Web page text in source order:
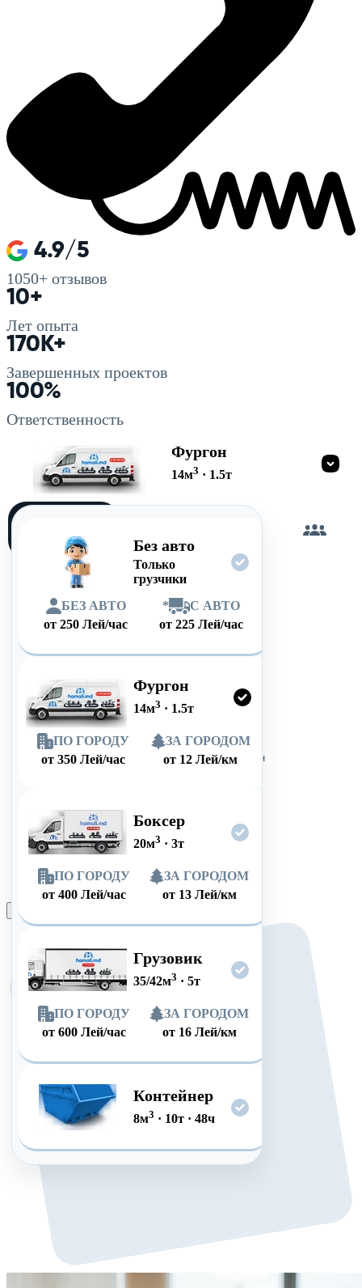
4.9/5
1050+ отзывов
10+
Лет опыта
170K+
Завершенных проектов
100%
Ответственность
Фургон
14м3 · 1.5т
Без авто
Только
грузчики
БЕЗ АВТО
от250 Лей/час
*
С АВТО
от 225 Лей/час
Фургон
14м3 · 1.5т
ПО ГОРОДУ
от 350 Лей/час
ЗА ГОРОДОМ
от 12 Лей/км
Боксер
20м3 · 3т
ПО ГОРОДУ
от 400 Лей/час
ЗА ГОРОДОМ
от 13 Лей/км
Грузовик
35/42м3 · 5т
ПО ГОРОДУ
от 600 Лей/час
ЗА ГОРОДОМ
от 16 Лей/км
Контейнер
8м3 · 10т· 48ч
Оформить заказ